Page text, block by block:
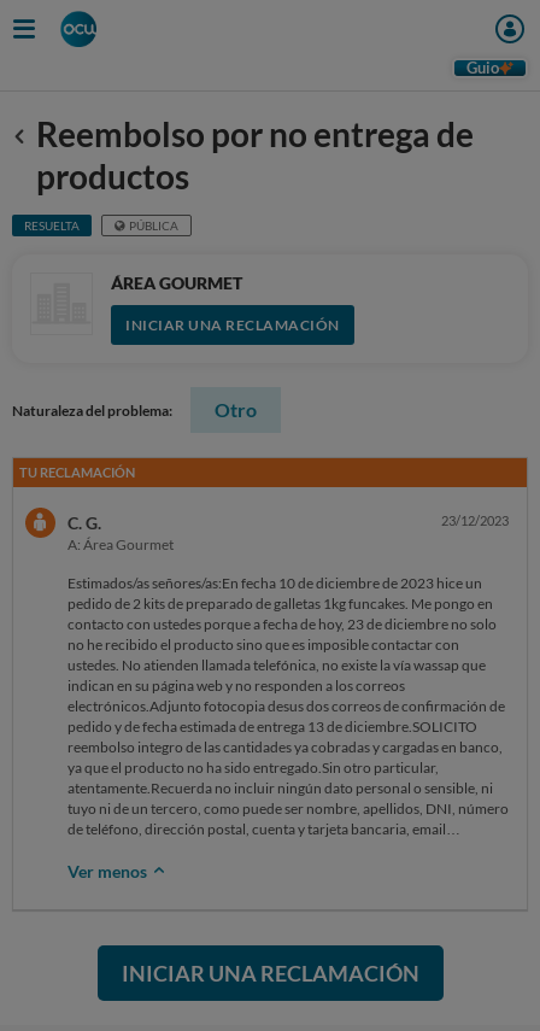
Guio
Anterior
Reembolso por no entrega de
productos
RESUELTA PÚBLICA
ÁREA GOURMET
INICIAR UNA RECLAMACIÓN
Naturaleza del problema: Otro
TU RECLAMACIÓN
C. G.
A: Área Gourmet
23/12/2023
Estimados/as señores/as:En fecha 10 de diciembre de 2023 hice un
pedido de 2 kits de preparado de galletas 1kg funcakes. Me pongo en
contacto con ustedes porque a fecha de hoy, 23 de diciembre no solo
no he recibido el producto sino que es imposible contactar con
ustedes. No atienden llamada telefónica, no existe la vía wassap que
indican en su página web y no responden a los correos
electrónicos.Adjunto fotocopia desus dos correos de confirmación de
pedido y de fecha estimada de entrega 13 de diciembre.SOLICITO
reembolso integro de las cantidades ya cobradas y cargadas en banco,
ya que el producto no ha sido entregado.Sin otro particular,
atentamente.Recuerda no incluir ningún dato personal o sensible, ni
tuyo ni de un tercero, como puede ser nombre, apellidos, DNI, número
de teléfono, dirección postal, cuenta y tarjeta bancaria, email…
Ver menos
INICIAR UNA RECLAMACIÓN